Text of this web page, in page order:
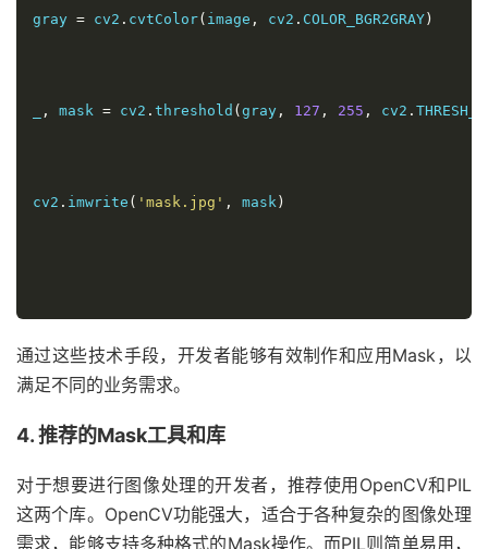
gray = cv2 . cvtColor( image , cv2 . COLOR_BGR2GRAY )
, mask = cv2 . threshold ( gray , 127 , 255 , cv2 .
cv2 . imwrite ( 'mask.jpg' , mask )
通过这些技术手段，开发者能够有效制作和应用Mask，以
满足不同的业务需求。
4. 推荐的Mask工具和库
对于想要进行图像处理的开发者，推荐使用OpenCV和PIL
这两个库。OpenCV功能强大，适合于各种复杂的图像处理
需求，能够支持多种格式的Mask操作。而PIL则简单易用，